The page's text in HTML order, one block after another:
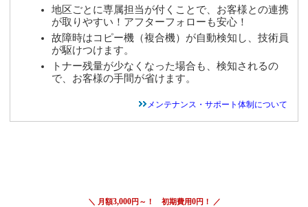
地区ごとに専属担当が付くことで、お客様との連携
が取りやすい！アフターフォローも安心！
故障時はコピー機（複合機）が自動検知し、技術員
が駆けつけます。
トナー残量が少なくなった場合も、検知されるの
で、お客様の手間が省けます。
メンテナンス・サポート体制について
＼ 月額3,000円～！ 初期費用0円！ ／